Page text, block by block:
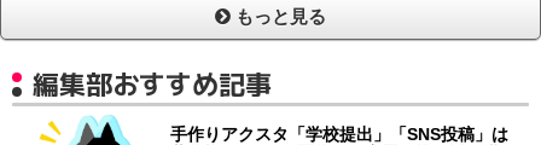
もっと見る
編集部おすすめ記事
手作りアクスタ「学校提出」「SNS投稿」は